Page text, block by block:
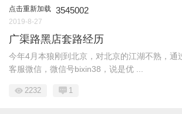
点击重新加载 3545002
2019-8-27
广渠路黑店套路经历
今年4月本狼刚到北京，对北京的江湖不熟，通
客服微信，微信号bixin38，说是优 ...
2232 1